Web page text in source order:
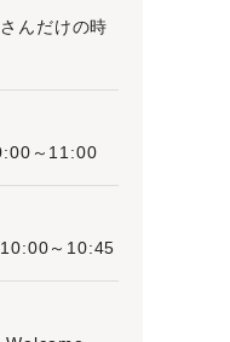
んだけの時
～11:00
～10:45